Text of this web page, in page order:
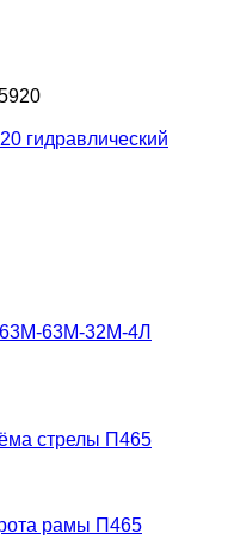
гидравлический
63М-32М-4Л
стрелы П465
рамы П465